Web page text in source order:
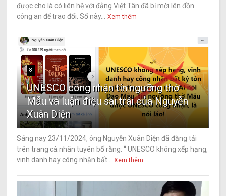
được cho là có liên hệ với đảng Việt Tân đã bị mời lên đồn
công an để trao đổi. Số này...
Xem thêm
8
UNESCO công nhận tín ngưỡng thờ
Mẫu và luận điệu sai trái của Nguyễn
Xuân Diện
Sáng nay 23/11/2024, ông Nguyễn Xuân Diện đã đăng tải
trên trang cá nhân tuyên bố rằng: “ UNESCO không xếp hạng,
vinh danh hay công nhận bất...
Xem thêm